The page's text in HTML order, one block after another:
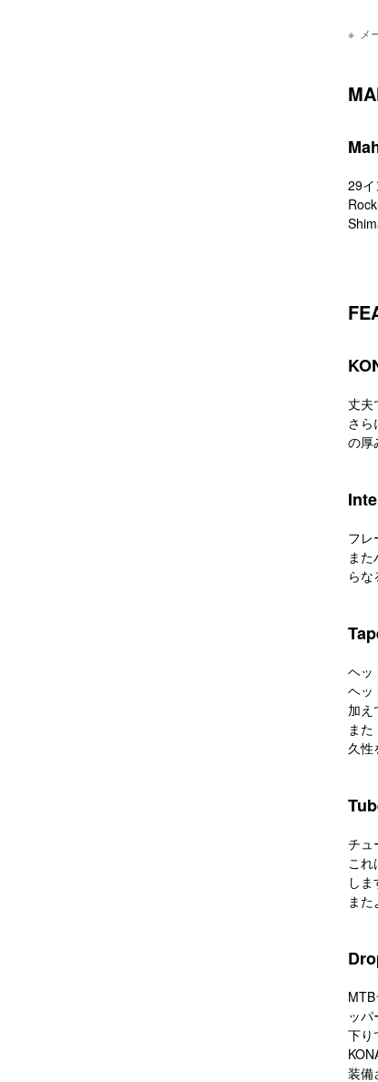
メ
29イ
丈夫
さら
の厚
フレ
ま
らな
ヘッ
ヘッ
加え
ま
久性
チュ
これ
しま
ま
ッパ
下り
装備